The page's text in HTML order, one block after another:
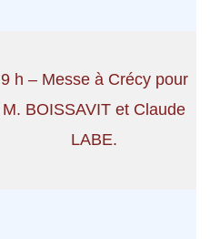
9 h – Messe à Crécy pour
M. BOISSAVIT et Claude
LABE.